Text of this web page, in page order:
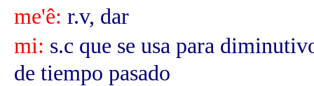
me'ê: r.v, dar
mi: s.c que se usa para
de tiempo pasado